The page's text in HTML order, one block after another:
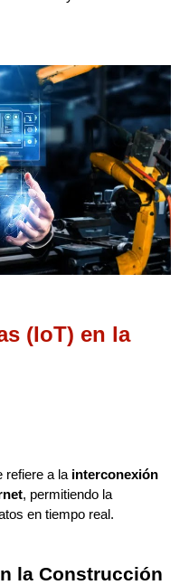
(IoT) en la
refiere a la interconexión
, permitiendo la
en tiempo real.
la Construcción